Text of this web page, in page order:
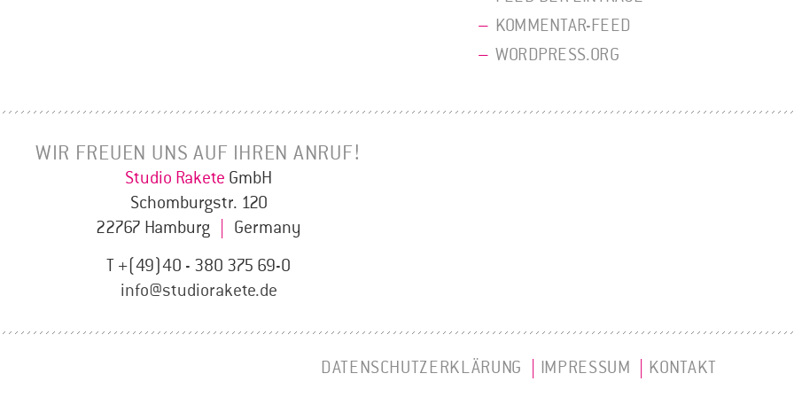
KOMMENTAR-FEED
WORDPRESS.ORG
WIR FREUEN UNS AUF IHREN ANRUF!
Studio Rakete GmbH
Schomburgstr. 120
22767 Hamburg
Germany
T +(49)40 - 380 375 69-0
info@studiorakete.de
DATENSCHUTZERKLÄRUNG IMPRESSUM KONTAKT